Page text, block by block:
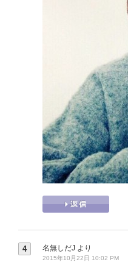
4 名無しだJ より
2015年10月22日 10:02 PM